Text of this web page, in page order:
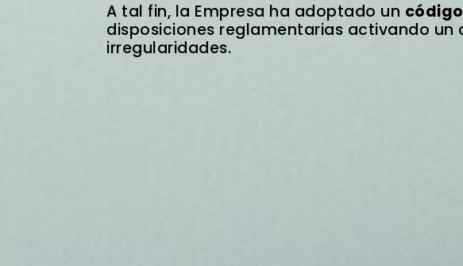
A tal fin, la Empresa ha adoptado un
disposiciones reglamentarias activando un
irregularidades.